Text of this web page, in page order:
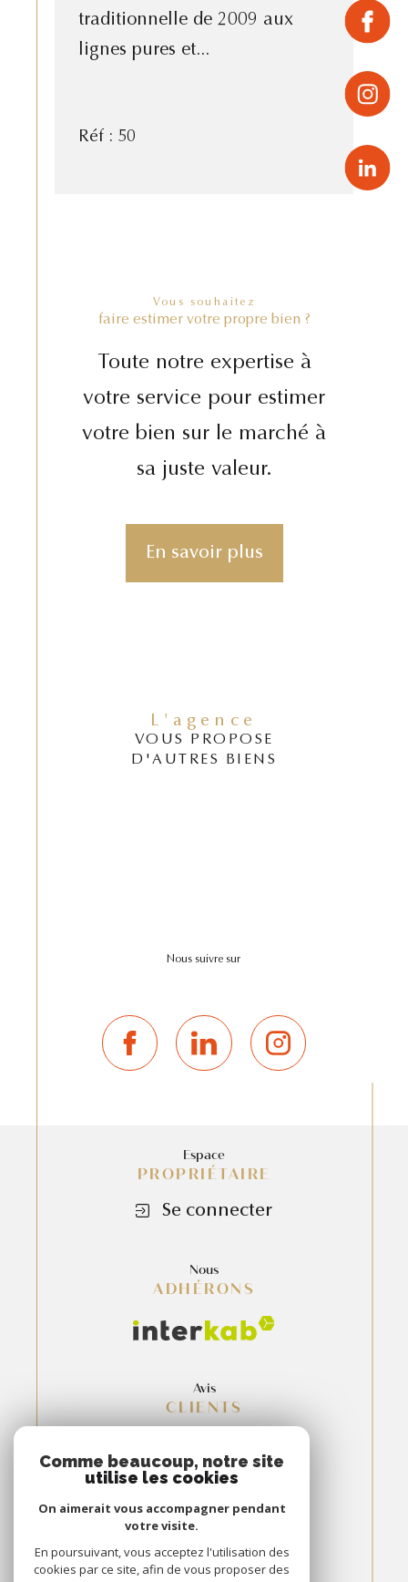
traditionnelle de 2009 aux
lignes pures et...
Réf : 50
Vous souhaitez
faire estimer votre propre bien ?
Toute notre expertise à
votre service pour estimer
votre bien sur le marché à
sa juste valeur.
En savoir plus
L'agence
VOUS PROPOSE
D'AUTRES BIENS
Nous suivre sur
Espace
PROPRIÉTAIRE
Se connecter
Nous
ADHÉRONS
Avis
CLIENTS
Comme beaucoup, notre site
utilise les cookies
On aimerait vous accompagner pendant
votre visite.
En poursuivant, vous acceptez l'utilisation des
cookies par ce site, afin de vous proposer des